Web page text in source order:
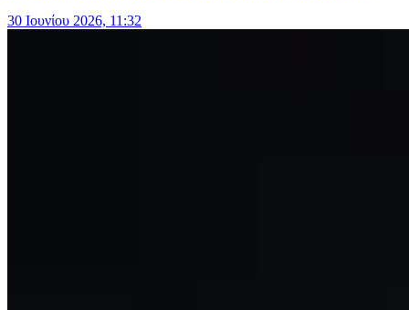
30 Ιουνίου 2026, 11:32